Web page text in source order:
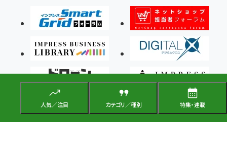
人気／注目 カテゴリ／種別 特集・連載